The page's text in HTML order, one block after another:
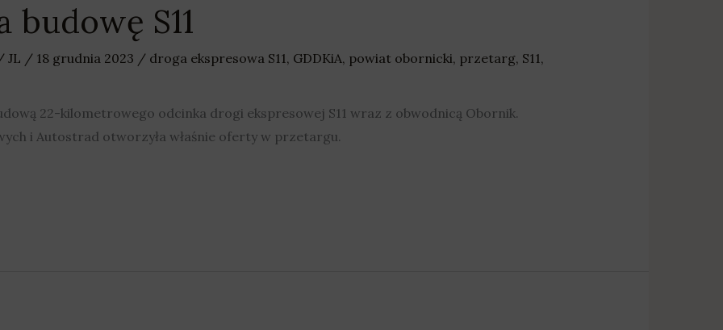
budowę S11
JL / 18 grudnia 2023 / droga ekspresowa S11, GDDKiA, powiat obornicki, przetarg, S11,
22-kilometrowego odcinka drogi ekspresowej S11 wraz z obwodnicą Obornik.
i Autostrad otworzyła właśnie oferty w przetargu.